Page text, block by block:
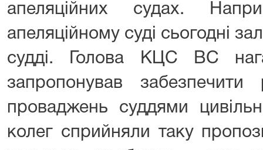
апеляційних судах.
апеляційному суді сьогодні
судді. Голова КЦС ВС
запропонував забезпечити
проваджень суддями
колег сприйняли таку